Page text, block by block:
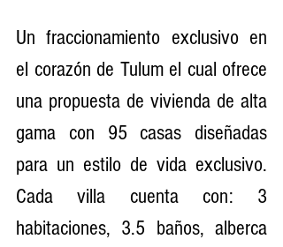
Un fraccionamiento exclusivo en
el corazón de Tulum el cual ofrece
una propuesta de vivienda de alta
gama con 95 casas diseñadas
para un estilo de vida exclusivo.
Cada villa cuenta con: 3
habitaciones, 3.5 baños, alberca